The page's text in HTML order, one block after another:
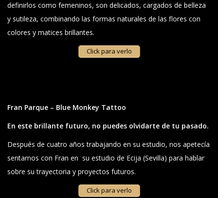
definirlos como femeninos, son delicados, cargados de belleza
y sutileza, combinando las formas naturales de las flores con
colores y matices brillantes.
Click para verlo
Fran Parque – Blue Monkey Tattoo
En este brillante futuro, no puedes olvidarte de tu pasado.
Después de cuatro años trabajando en su estudio, nos apetecía
sentarnos con Fran en su estudio de Ecija (Sevilla) para hablar
sobre su trayectoria y proyectos futuros.
Click para verlo